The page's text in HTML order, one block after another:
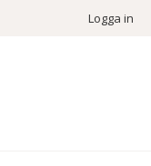
Logga in